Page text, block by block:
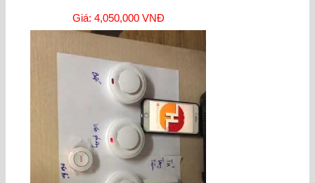
Giá: 4,050,000 VNĐ